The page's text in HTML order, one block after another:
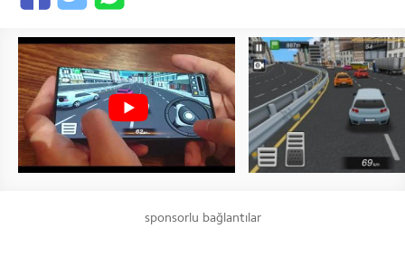
sponsorlu bağlantılar